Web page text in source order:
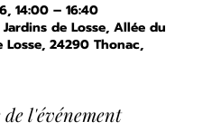
14:00 – 16:40
de Losse, Allée du
Losse, 24290 Thonac,
l'événement